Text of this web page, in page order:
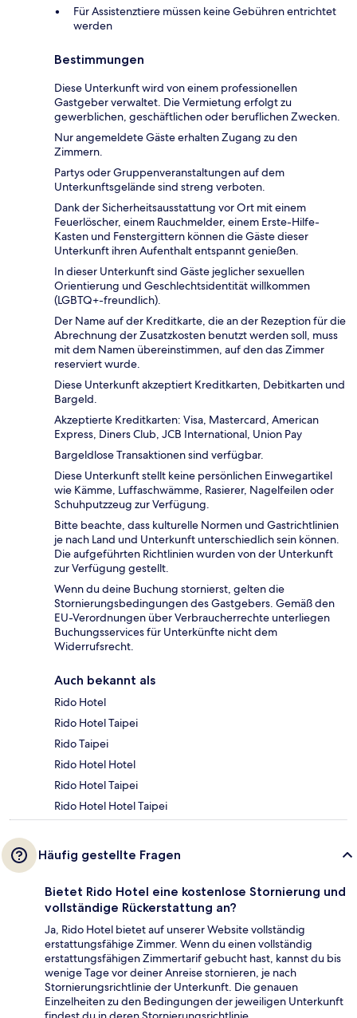
Für Assistenztiere müssen keine Gebühren entrichtet
werden
Bestimmungen
Diese Unterkunft wird von einem professionellen
Gastgeber verwaltet. Die Vermietung erfolgt zu
gewerblichen, geschäftlichen oder beruflichen Zwecken.
Nur angemeldete Gäste erhalten Zugang zu den
Zimmern.
Partys oder Gruppenveranstaltungen auf dem
Unterkunftsgelände sind streng verboten.
Dank der Sicherheitsausstattung vor Ort mit einem
Feuerlöscher, einem Rauchmelder, einem Erste-Hilfe-
Kasten und Fenstergittern können die Gäste dieser
Unterkunft ihren Aufenthalt entspannt genießen.
In dieser Unterkunft sind Gäste jeglicher sexuellen
Orientierung und Geschlechtsidentität willkommen
(LGBTQ+-freundlich).
Der Name auf der Kreditkarte, die an der Rezeption für die
Abrechnung der Zusatzkosten benutzt werden soll, muss
mit dem Namen übereinstimmen, auf den das Zimmer
reserviert wurde.
Diese Unterkunft akzeptiert Kreditkarten, Debitkarten und
Bargeld.
Akzeptierte Kreditkarten: Visa, Mastercard, American
Express, Diners Club, JCB International, Union Pay
Bargeldlose Transaktionen sind verfügbar.
Diese Unterkunft stellt keine persönlichen Einwegartikel
wie Kämme, Luffaschwämme, Rasierer, Nagelfeilen oder
Schuhputzzeug zur Verfügung.
Bitte beachte, dass kulturelle Normen und Gastrichtlinien
je nach Land und Unterkunft unterschiedlich sein können.
Die aufgeführten Richtlinien wurden von der Unterkunft
zur Verfügung gestellt.
Wenn du deine Buchung stornierst, gelten die
Stornierungsbedingungen des Gastgebers. Gemäß den
EU-Verordnungen über Verbraucherrechte unterliegen
Buchungsservices für Unterkünfte nicht dem
Widerrufsrecht.
Auch bekannt als
Rido Hotel
Rido Hotel Taipei
Rido Taipei
Rido Hotel Hotel
Rido Hotel Taipei
Rido Hotel Hotel Taipei
Häufig gestellte Fragen
Bietet Rido Hotel eine kostenlose Stornierung und
vollständige Rückerstattung an?
Ja, Rido Hotel bietet auf unserer Website vollständig
erstattungsfähige Zimmer. Wenn du einen vollständig
erstattungsfähigen Zimmertarif gebucht hast, kannst du bis
wenige Tage vor deiner Anreise stornieren, je nach
Stornierungsrichtlinie der Unterkunft. Die genauen
Einzelheiten zu den Bedingungen der jeweiligen Unterkunft